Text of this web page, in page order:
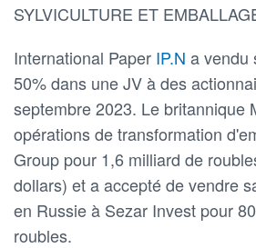
SYLVICULTURE ET
International Paper IP.N a vendu
50% dans une JV à des
septembre 2023. Le britannique
opérations de transformation
Group pour 1,6 milliard de
dollars) et a accepté de vendre
en Russie à Sezar Invest pour
roubles.